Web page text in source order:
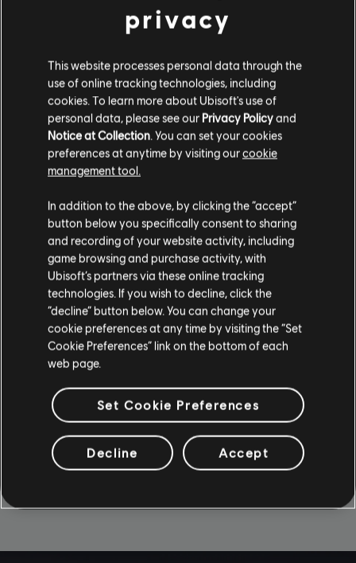
Wybierz swoją
strategię, by
osiągnąć
zwycięstwo
Kierowanie kwitnącymi metropoliami wymaga
umiejętności dostosowywania swej strategii do
zmieniających się okoliczności. Zaspokajaj potrzeby
swych mieszkańców ustanawiając najróżniejsze łańcuchy
produkcji, buduj relacje z postaciami SI zamieszkującymi
privacy
This website processes personal data through the
use of online tracking technologies, including
cookies. To learn more about Ubisoft's use of
personal data, please see our Privacy Policyand
Notice at Collection. You can set your cookies
preferences at anytime by visiting ourcookie
management tool.
In addition to the above, by clicking the “accept”
button below you specifically consent to sharing
and recording of your website activity, including
game browsing and purchase activity, with
Ubisoft’s partners via these online tracking
technologies. If you wish to decline, click the
“decline” button below. You can change your
cookie preferences at any time by visiting the “Set
Cookie Preferences” link on the bottom of each
web page.
Set Cookie Preferences
Decline Accept